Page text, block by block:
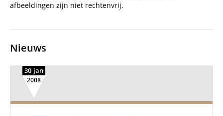
afbeeldingen zijn niet rechtenvrij.
Nieuws
30 jan
2008